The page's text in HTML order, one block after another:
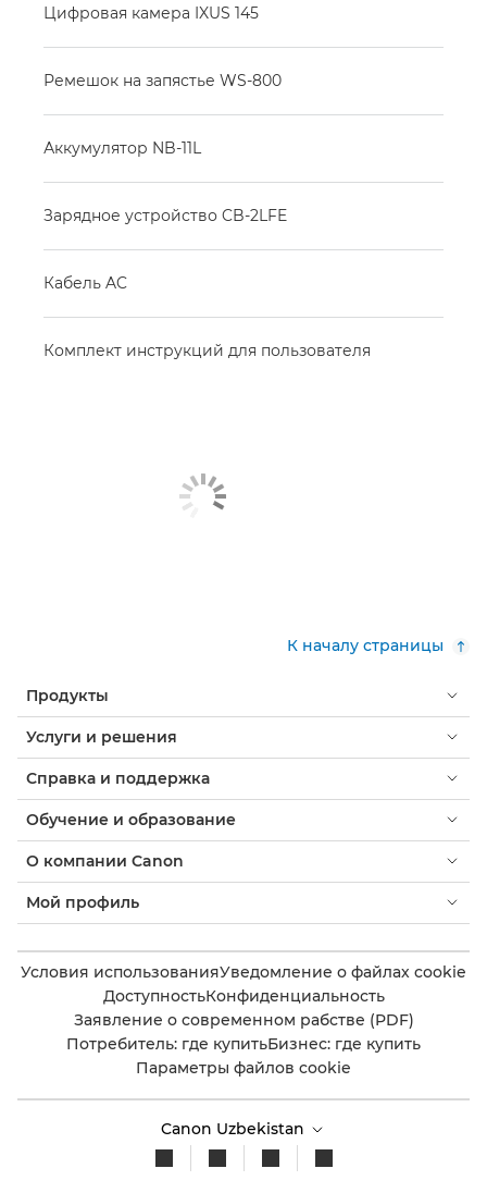
Цифровая камера IXUS 145
Ремешок на запястье WS-800
Аккумулятор NB-11L
Зарядное устройство CB-2LFE
Кабель AC
Комплект инструкций для пользователя
К началу страницы
Продукты
Услуги и решения
Справка и поддержка
Обучение и образование
О компании Canon
Мой профиль
Условия использованияУведомление о файлах cookie
ДоступностьКонфиденциальность
Заявление о современном рабстве (PDF)
Потребитель: где купитьБизнес: где купить
Параметры файлов cookie
Canon Uzbekistan